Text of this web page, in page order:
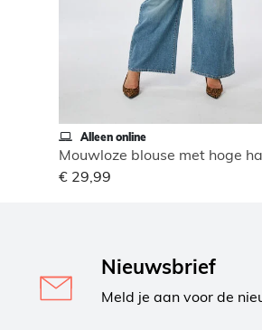
Alleen online
Mouwloze blouse met hoge
€ 29,99
Nieuwsbrief
Meld je aan voor de